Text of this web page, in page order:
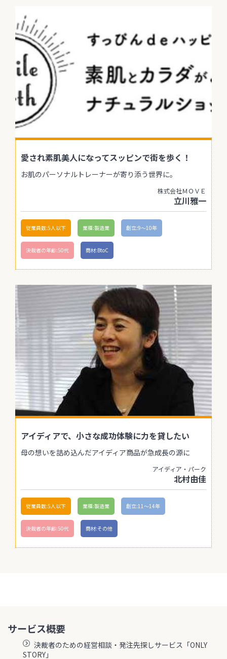
愛され素肌美人になってスッピンで街を歩く！
お肌のパーソナルトレーナーが寄り添う世界に。
株式会社ＭＯＶＥ
立川雅一
従業員数:5人以下 業種:製造業 創立:9〜10年
決裁者の年齢:50代 商材:BtoC
アイディアで、小さな成功体験に力を貸したい
母の想いを詰め込んだアイディア商品が急成長の源に
アイディア・パーク
北村由佳
従業員数:5人以下 業種:製造業 創立:11〜14年
決裁者の年齢:50代 商材:その他
サービス概要
決裁者のための経営相談・発注先探しサービス「ONLY
STORY」